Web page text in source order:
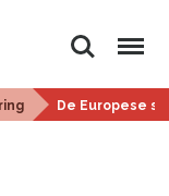
Zoeken Menu
De Europese